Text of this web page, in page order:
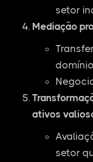
setor
Mediação
ativos
setor